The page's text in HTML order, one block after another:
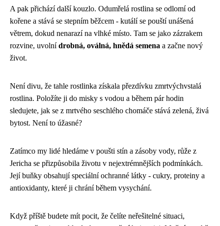
A pak přichází další kouzlo. Odumřelá rostlina se odlomí od
kořene a stává se stepním běžcem - kutálí se pouští unášená
větrem, dokud nenarazí na vlhké místo. Tam se jako zázrakem
rozvine, uvolnídrobná, oválná, hnědá semena a začne nový
život.
Není divu, že tahle rostlinka získala přezdívku zmrtvýchvstalá
rostlina. Položíte ji do misky s vodou a během pár hodin
sledujete, jak se z mrtvého seschlého chomáče stává zelená, živá
bytost. Není to úžasné?
Zatímco my lidé hledáme v poušti stín a zásoby vody, růže z
Jericha se přizpůsobila životu v nejextrémnějších podmínkách.
Její buňky obsahují speciální ochranné látky - cukry, proteiny a
antioxidanty, které ji chrání během vysychání.
Když příště budete mít pocit, že čelíte neřešitelné situaci,